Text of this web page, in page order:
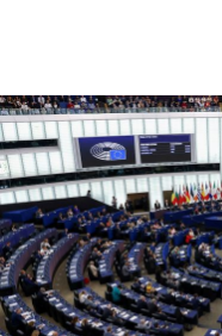
ΚΑΤΗΓΟΡΙΕΣ
Κύπρος
Παιδεία
Υγεία